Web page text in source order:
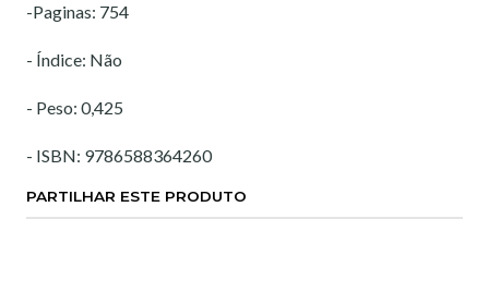
-Paginas: 754
- Índice: Não
- Peso: 0,425
- ISBN: 9786588364260
PARTILHAR ESTE PRODUTO